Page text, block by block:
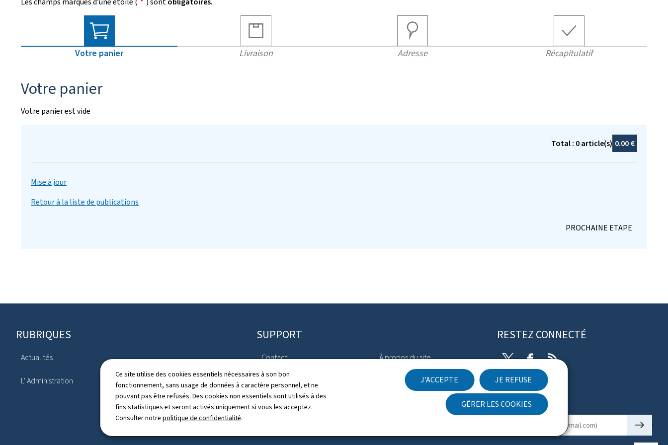
Ce site utilise des cookies essentiels nécessaires à son bon
fonctionnement, sans usage de données à caractère personnel, et ne
pouvant pas être refusés. Des cookies non essentiels sont utilisés à des
fins statistiques et seront activés uniquement si vous les acceptez.
Consulter notre politique de confidentialité.
J'ACCEPTE JE REFUSE
GÉRER LES COOKIES
Votre panier Livraison Adresse Récapitulatif
Votre panier
Votre panier est vide
Total : 0article(s) 0.00 €
Pied
de
RUBRIQUES
Actualités
L' Administration
SUPPORT
Contact
Plan du site
Gestion des cookies
À propos du site
Aspects légaux
Déclaration d'accessibilité
RESTEZ CONNECTÉ
TwitterFacebook
RSS
Newsletter
🡒